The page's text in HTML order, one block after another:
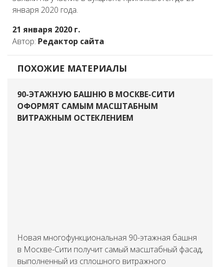
января 2020 года.
21 января 2020 г.
Автор: Редактор сайта
ПОХОЖИЕ МАТЕРИАЛЫ
90-ЭТАЖНУЮ БАШНЮ В МОСКВЕ-СИТИ
ОФОРМЯТ САМЫМ МАСШТАБНЫМ
ВИТРАЖНЫМ ОСТЕКЛЕНИЕМ
Новая многофункциональная 90-этажная башня
в Москве-Сити получит самый масштабный фасад,
выполненный из сплошного витражного